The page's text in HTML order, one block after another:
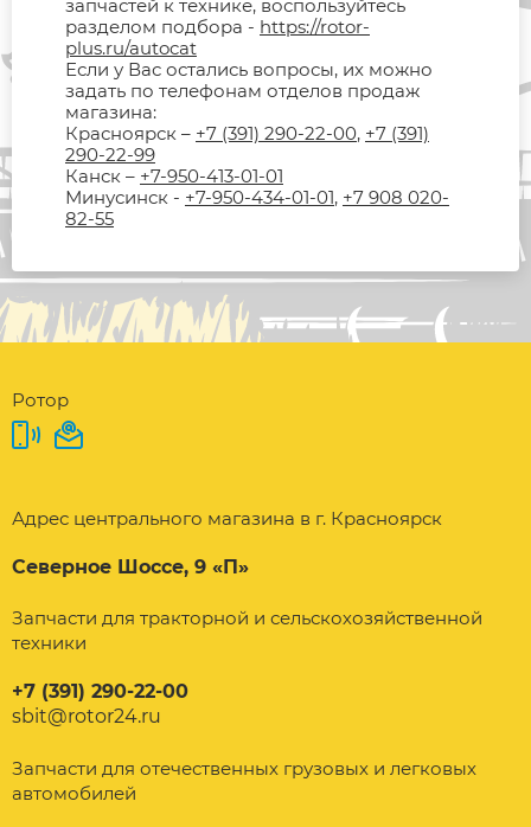
запчастей к технике, воспользуйтесь
разделом подбора - https://rotor-
plus.ru/autocat
Если у Вас остались вопросы, их можно
задать по телефонам отделов продаж
магазина:
Красноярск – +7 (391) 290-22-00, +7 (391)
290-22-99
Канск – +7-950-413-01-01
Минусинск - +7-950-434-01-01, +7 908 020-
82-55
Ротор
Адрес центрального магазина в г. Красноярск
Северное Шоссе, 9 «П»
Запчасти для тракторной и сельскохозяйственной
техники
+7 (391) 290-22-00
sbit@rotor24.ru
Запчасти для отечественных грузовых и легковых
автомобилей